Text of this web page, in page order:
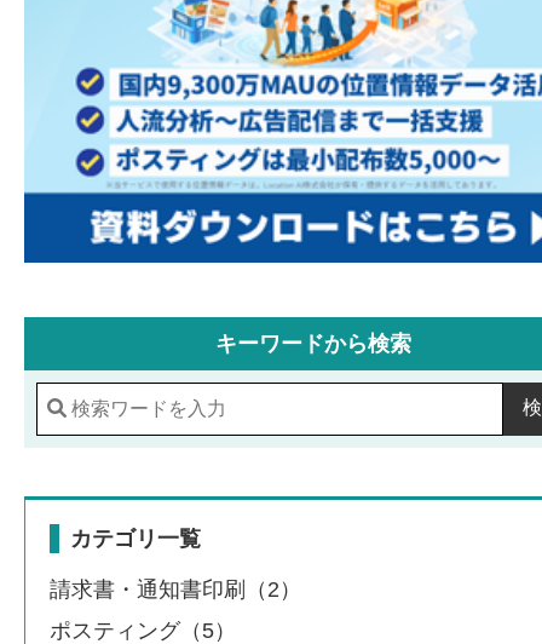
キーワードから検索
カテゴリ一覧
請求書・通知書印刷（2）
ポスティング（5）